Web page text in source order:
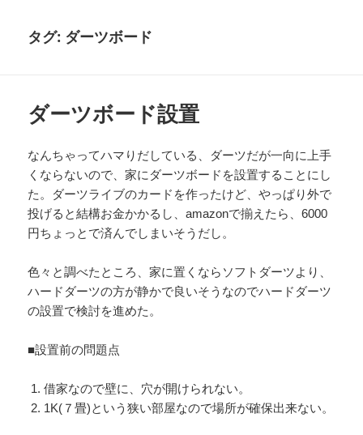
タグ: ダーツボード
ダーツボード設置
なんちゃってハマりだしている、ダーツだが一向に上手
くならないので、家にダーツボードを設置することにし
た。ダーツライブのカードを作ったけど、やっぱり外で
投げると結構お金かかるし、amazonで揃えたら、6000
円ちょっとで済んでしまいそうだし。
色々と調べたところ、家に置くならソフトダーツより、
ハードダーツの方が静かで良いそうなのでハードダーツ
の設置で検討を進めた。
■設置前の問題点
借家なので壁に、穴が開けられない。
1K(７畳)という狭い部屋なので場所が確保出来ない。